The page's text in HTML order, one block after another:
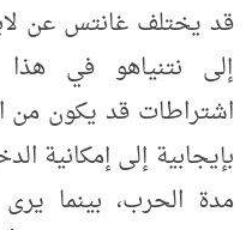
قد يختلف غانتس عن
إلى نتنياهو في
اشتراطات قد يكون من
بإيجابية إلى إمكانية
مدة الحرب، بينما يرى